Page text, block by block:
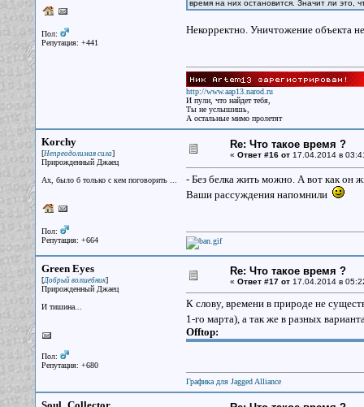
Пол:
Репутация: +441
время на них остановится. Значит ли это,
Некорректно. Уничтожение объекта
http://www.aap13.narod.ru
И пули, что найдет тебя,
Ты не услышишь,
А остальные мимо пролетят
Korchy
[Непреодолимая сила]
Прирожденный Джаец
Ах, было б только с кем поговорить ...
Пол:
Репутация: +664
Re: Что такое время ?
« Ответ #16 от17.04.2014 в
- Без белка жить можно. А вот как он
Ваши рассуждения напомнили
Green Eyes
[Добрый волшебник]
Прирожденный Джаец
И тишина...
Пол:
Репутация: +680
Re: Что такое время ?
« Ответ #17 от17.04.2014 в
К слову, времени в природе не
1-го марта), а так же в разных
Offtop:
Графика для Jagged Alliance